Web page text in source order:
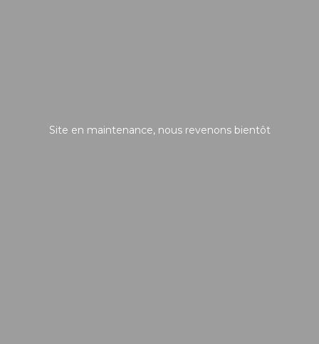
Site en maintenance, nous revenons bientôt